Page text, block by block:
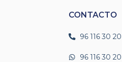
CONTACTO
96 116 30 20
96 116 30 20